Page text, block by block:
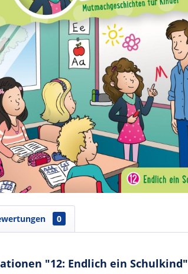
0
"12: Endlich ein Schulkind"